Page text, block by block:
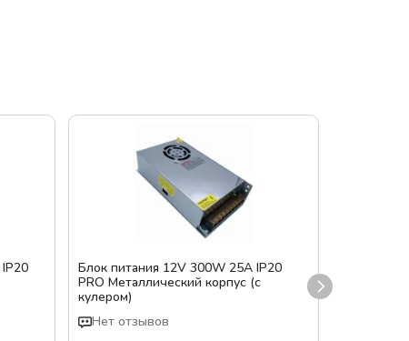
Блок питания 12V 300W 25A IP20
PRO Металлический корпус (с
кулером)
Нет отзывов